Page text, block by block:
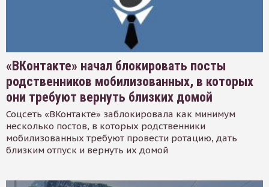
«ВКонтакте» начал блокировать посты
родственников мобилизованных, в которых
они требуют вернуть близких домой
Соцсеть «ВКонтакте» заблокировала как минимум
несколько постов, в которых родственники
мобилизованных требуют провести ротацию, дать
близким отпуск и вернуть их домой